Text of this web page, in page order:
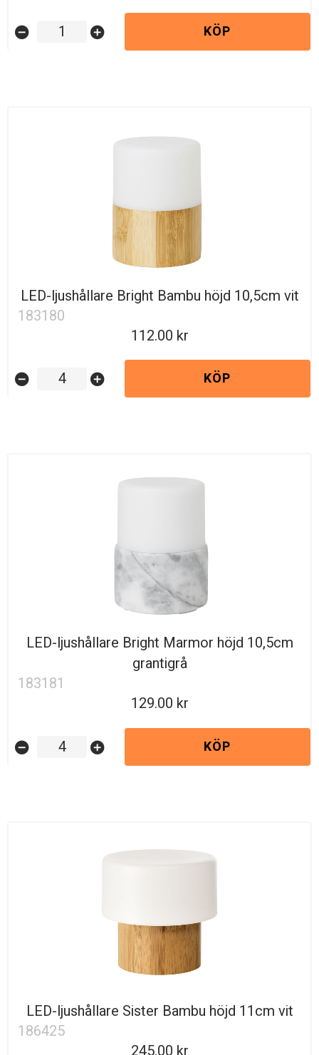
remove_circle add_circle KÖP
LED-ljushållare Bright Bambu höjd 10,5cm vit
183180
112.00
remove_circle add_circle KÖP
LED-ljushållare Bright Marmor höjd 10,5cm
grantigrå
183181
129.00
remove_circle add_circle KÖP
LED-ljushållare Sister Bambu höjd 11cm vit
186425